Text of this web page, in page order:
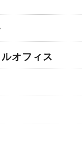
オフィス